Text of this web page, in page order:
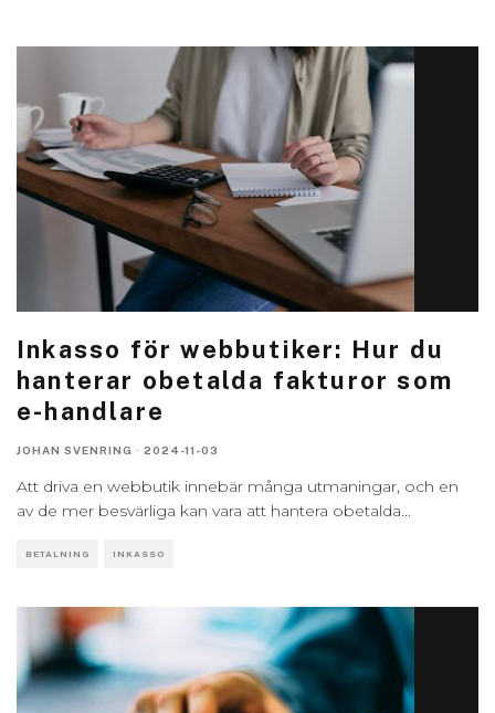
Inkasso för webbutiker: Hur du
hanterar obetalda fakturor som
e-handlare
JOHAN SVENRING · 2024-11-03
Att driva en webbutik innebär många utmaningar, och en
av de mer besvärliga kan vara att hantera obetalda...
BETALNING INKASSO